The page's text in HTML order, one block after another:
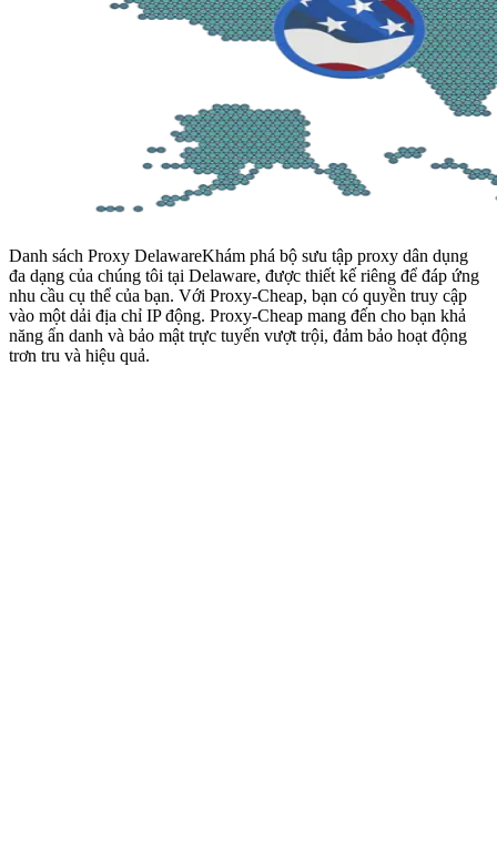
Danh sách Proxy DelawareKhám phá bộ sưu tập proxy dân dụng
đa dạng của chúng tôi tại Delaware, được thiết kế riêng để đáp ứng
nhu cầu cụ thể của bạn. Với Proxy-Cheap, bạn có quyền truy cập
vào một dải địa chỉ IP động. Proxy-Cheap mang đến cho bạn khả
năng ẩn danh và bảo mật trực tuyến vượt trội, đảm bảo hoạt động
trơn tru và hiệu quả.